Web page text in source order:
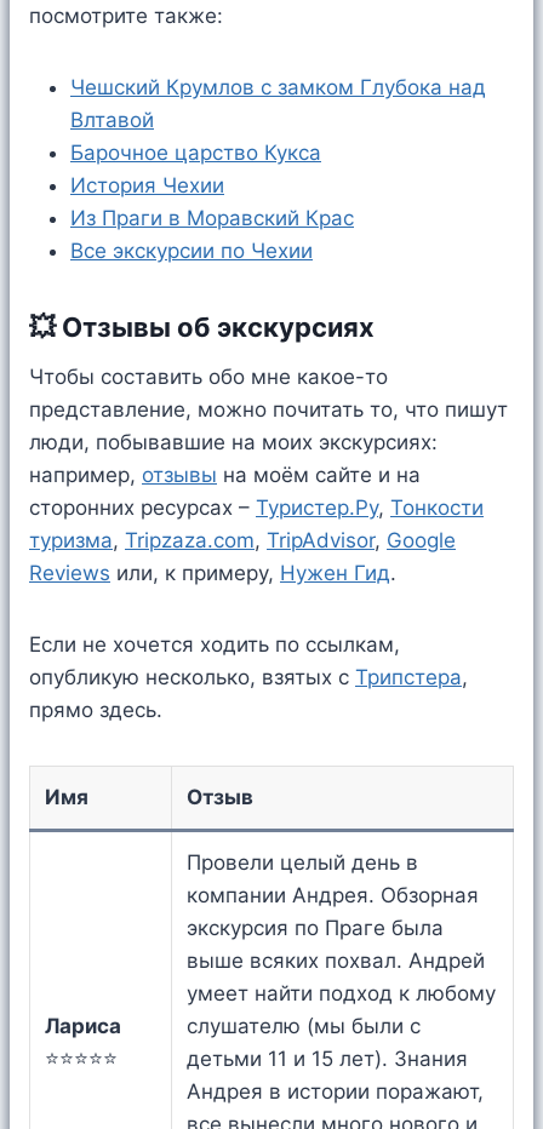
посмотрите также:
Чешский Крумлов с замком Глубока над
Влтавой
Барочное царство Кукса
История Чехии
Из Праги в Моравский Крас
Все экскурсии по Чехии
💥 Отзывы об экскурсиях
Чтобы составить обо мне какое-то
представление, можно почитать то, что пишут
люди, побывавшие на моих экскурсиях:
например, отзывы на моём сайте и на
сторонних ресурсах – Туристер.Ру, Тонкости
туризма, Tripzaza.com, TripAdvisor, Google
Reviews или, к примеру, Нужен Гид.
Если не хочется ходить по ссылкам,
опубликую несколько, взятых c Трипстера,
прямо здесь.
Имя Отзыв
Лариса
⭐⭐⭐⭐⭐
Провели целый день в
компании Андрея. Обзорная
экскурсия по Праге была
выше всяких похвал. Андрей
умеет найти подход к любому
слушателю (мы были с
детьми 11 и 15 лет). Знания
Андрея в истории поражают,